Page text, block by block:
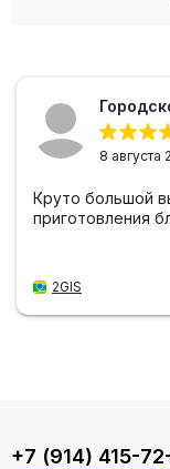
8 августа
Круто большой
приготовления
2GIS
+7 (914) 415-